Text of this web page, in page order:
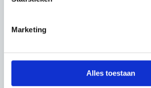
Marketing
Alles toestaan
installeren van apps
phishing herkennen en voorkomen
Contactgegevens